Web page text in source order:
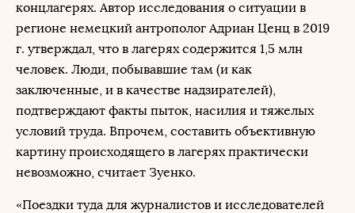
концлагерях. Автор исследования о ситуации в
регионе немецкий антрополог Адриан Ценц в 2019
г. утверждал, что в лагерях содержится 1,5 млн
человек. Люди, побывавшие там (и как
заключенные, и в качестве надзирателей),
подтверждают факты пыток, насилия и тяжелых
условий труда. Впрочем, составить объективную
картину происходящего в лагерях практически
невозможно, считает Зуенко.
«Поездки туда для журналистов и исследователей